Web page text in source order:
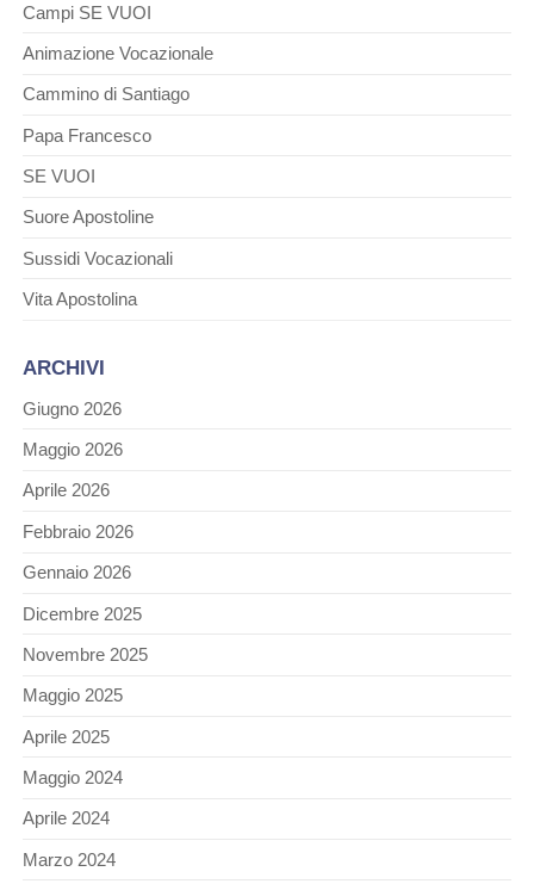
Campi SE VUOI
Animazione Vocazionale
Cammino di Santiago
Papa Francesco
SE VUOI
Suore Apostoline
Sussidi Vocazionali
Vita Apostolina
ARCHIVI
Giugno 2026
Maggio 2026
Aprile 2026
Febbraio 2026
Gennaio 2026
Dicembre 2025
Novembre 2025
Maggio 2025
Aprile 2025
Maggio 2024
Aprile 2024
Marzo 2024